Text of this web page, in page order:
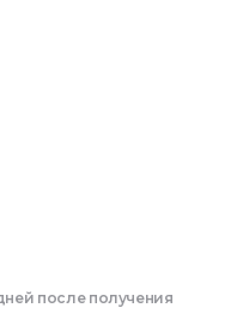
после получения